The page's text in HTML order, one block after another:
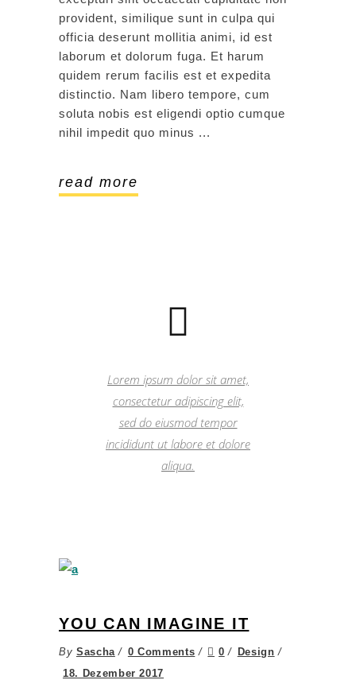
provident, similique sunt in culpa qui
officia deserunt mollitia animi, id est
laborum et dolorum fuga. Et harum
quidem rerum facilis est et expedita
distinctio. Nam libero tempore, cum
soluta nobis est eligendi optio cumque
nihil impedit quo minus
read more
Lorem ipsum dolor sit amet,
consectetur adipiscing elit,
sed do eiusmod tempor
incididunt ut labore et dolore
aliqua.
YOU CAN IMAGINE IT
By Sascha 0 Comments 0
Design
18. Dezember 2017